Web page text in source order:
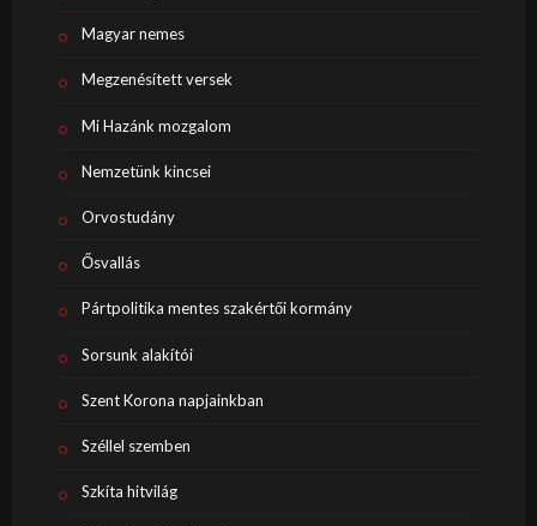
Magyar nemes
Megzenésített versek
Mi Hazánk mozgalom
Nemzetünk kincsei
Orvostudány
Ősvallás
Pártpolitika mentes szakértői kormány
Sorsunk alakítói
Szent Korona napjainkban
Széllel szemben
Szkíta hitvilág